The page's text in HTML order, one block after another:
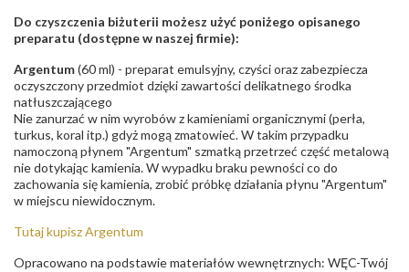
Do czyszczenia biżuterii możesz użyć poniżego opisanego
preparatu (dostępne w naszej firmie):
Argentum(60 ml) - preparat emulsyjny, czyści oraz zabezpiecza
oczyszczony przedmiot dzięki zawartości delikatnego środka
natłuszczającego
Nie zanurzać w nim wyrobów z kamieniami organicznymi (perła,
turkus, koral itp.) gdyż mogą zmatowieć. W takim przypadku
namoczoną płynem "Argentum" szmatką przetrzeć część metalową
nie dotykając kamienia. W wypadku braku pewności co do
zachowania się kamienia, zrobić próbkę działania płynu "Argentum"
w miejscu niewidocznym.
Tutaj kupisz Argentum
Opracowano na podstawie materiałów wewnętrznych: WĘC-Twój